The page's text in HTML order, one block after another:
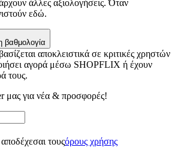
άλλες αξιολογήσεις. Όταν
εδώ.
βαθμολογία
αποκλειστικά σε κριτικές χρηστών
αγορά μέσω SHOPFLIX ή έχουν
τους.
για νέα & προσφορές!
τουςόρους χρήσης